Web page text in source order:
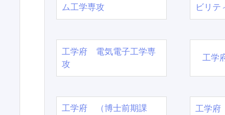
ム工学専攻
ビリテ
工学府 電気電子工学専
攻
工学
工学府 （博士前期課
工学